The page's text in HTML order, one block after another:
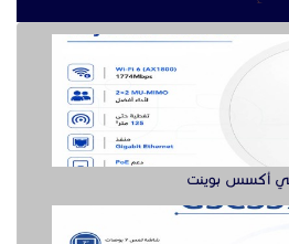
ستريم لإدارة المباني